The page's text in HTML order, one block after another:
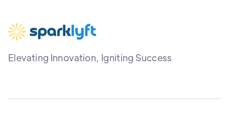
Elevating Innovation, Igniting Success